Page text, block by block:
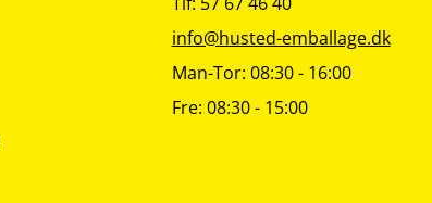
info@husted-emballage.dk
Man-Tor: 08:30 - 16:00
Fre: 08:30 - 15:00